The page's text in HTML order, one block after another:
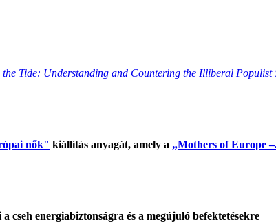
the Tide: Understanding and Countering the Illiberal Populist
nők" kiállítás anyagát, amely a „Mothers of Europe
energiabiztonságra és a megújuló befektetésekre